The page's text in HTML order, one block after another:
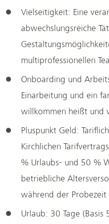
Vielseitigkeit: Eine
abwechslungsreiche
multiprofessionellen
Onboarding und
Einarbeitung und ein
willkommen heißt und
Pluspunkt Geld:
Kirchlichen
% Urlaubs- und 50 %
betriebliche
während der Probezeit
Urlaub: 30 Tage (Basis